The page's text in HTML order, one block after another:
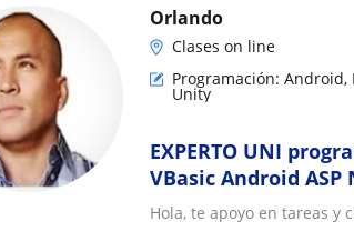
Orlando
Clases on line
Programación: Android,
Unity
EXPERTO UNI
VBasic Android ASP
Hola, te apoyo en tareas y